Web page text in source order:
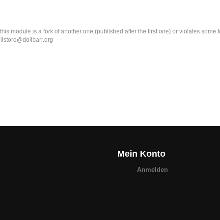
module is a fork of another one (published after the first one) or violates
Mein Konto
Anmelden